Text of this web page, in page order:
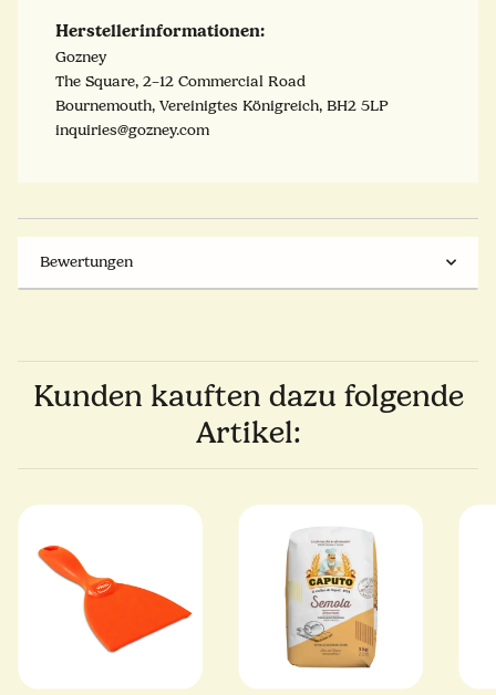
Herstellerinformationen:
Gozney
The Square, 2–12 Commercial Road
Bournemouth, Vereinigtes Königreich, BH2 5LP
inquiries@gozney.com
Bewertungen
Kunden kauften dazu folgende
Artikel: